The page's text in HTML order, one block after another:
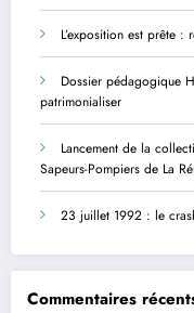
L’exposition est prête
Dossier pédagogique
patrimonialiser
Lancement de la
Sapeurs-Pompiers de La
23 juillet 1992 : le
Commentaires